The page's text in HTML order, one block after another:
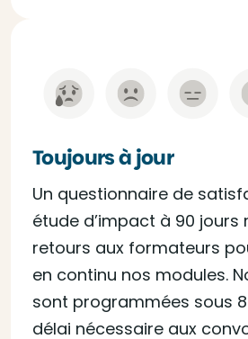
Toujours à jour
Un questionnaire de
étude d’impact à 90
retours aux formateurs
en continu nos modules.
sont programmées sous 8
délai nécessaire aux